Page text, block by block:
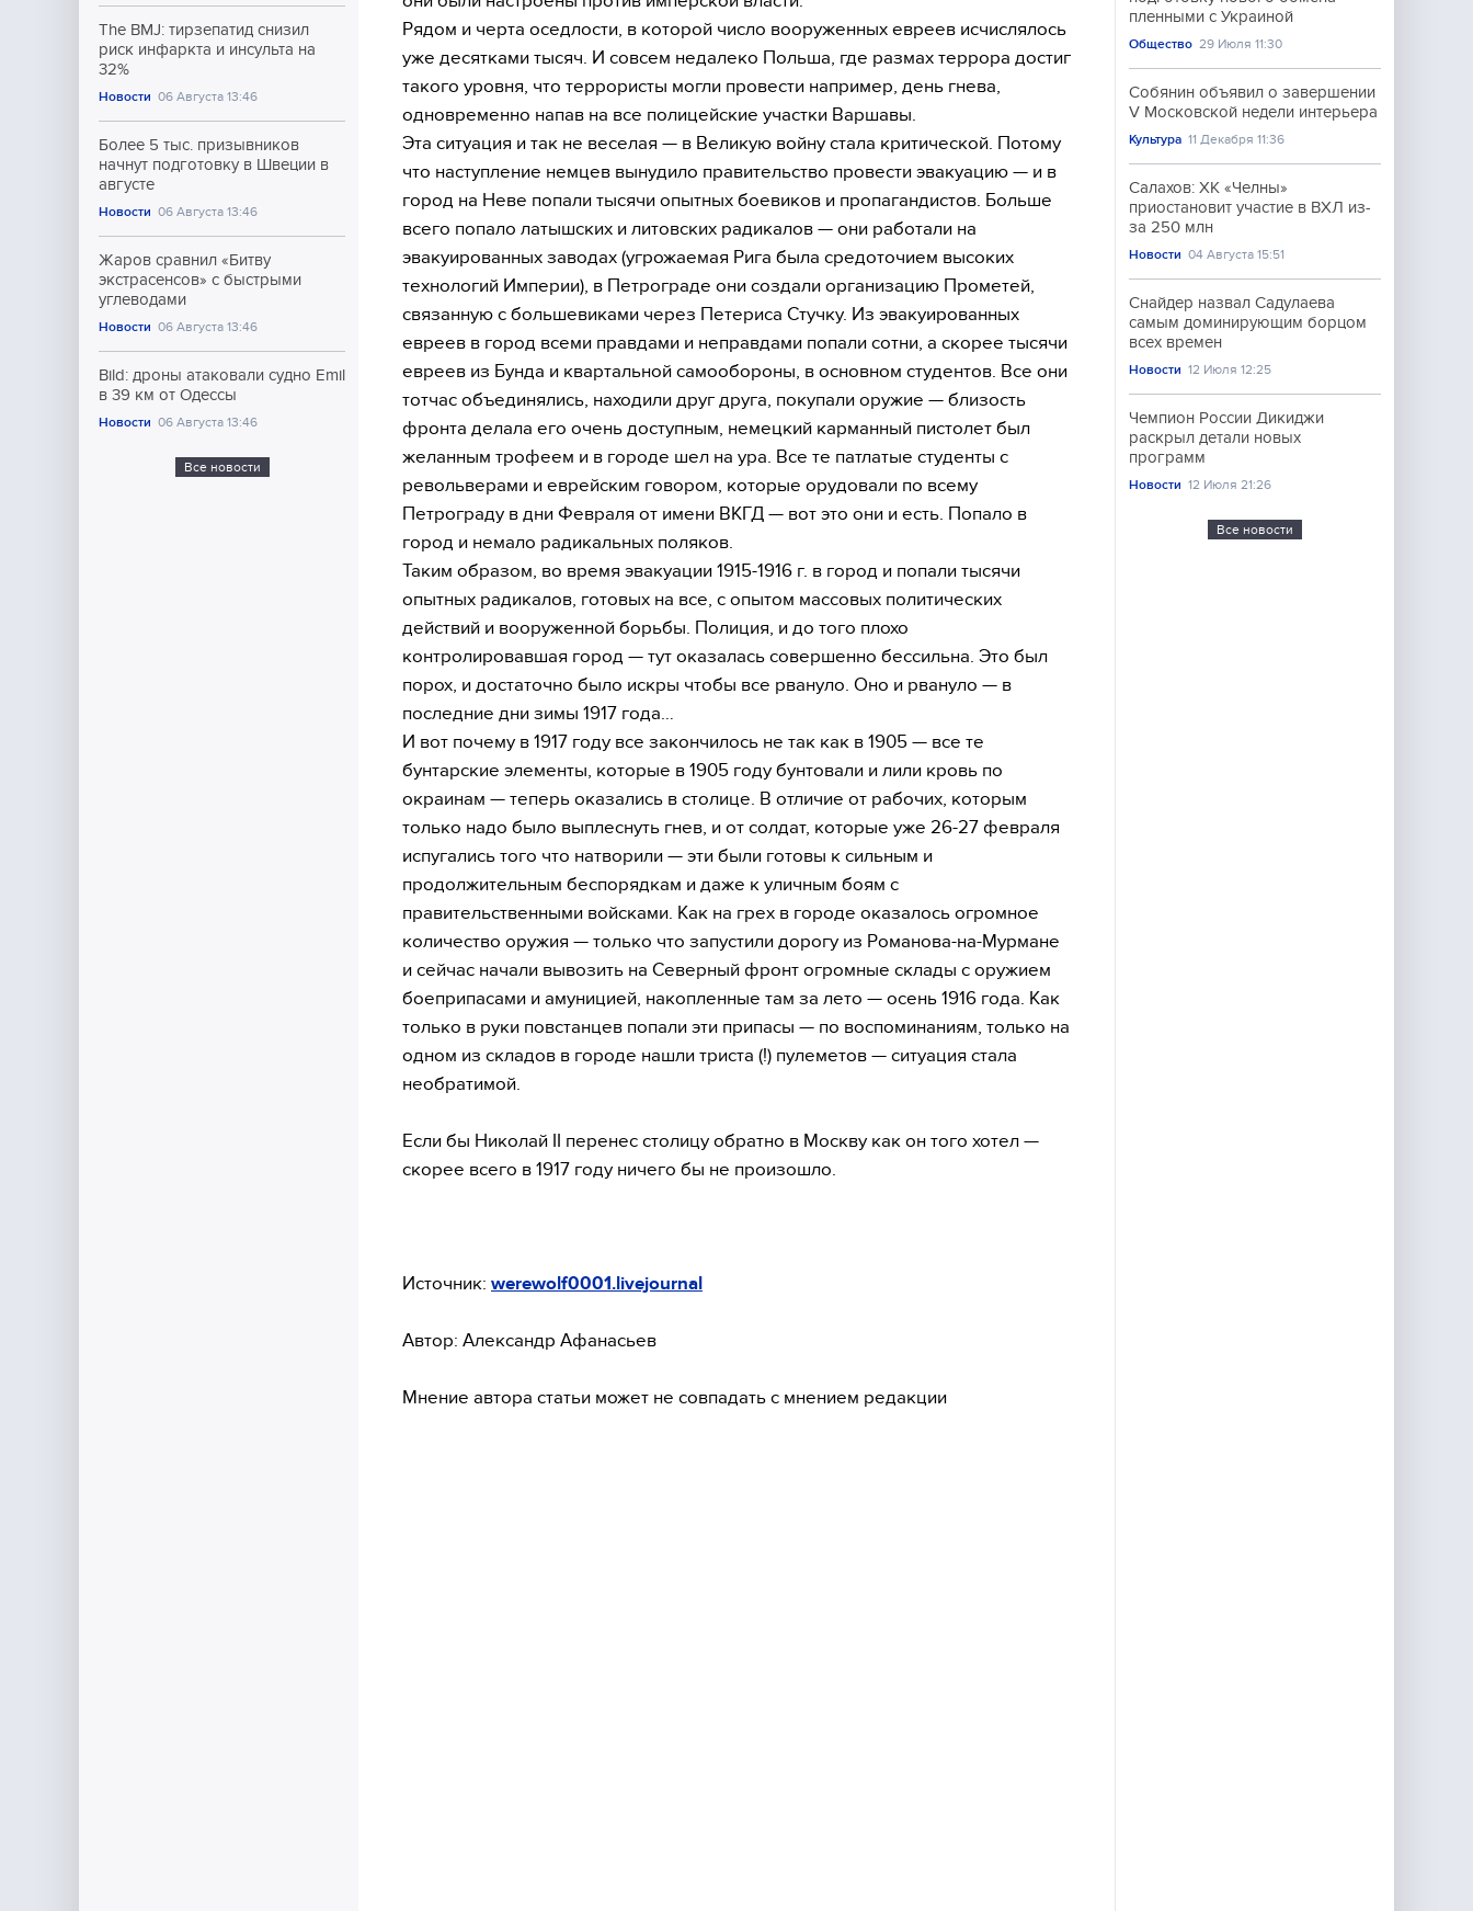
The BMJ: тирзепатид снизил
риск инфаркта и инсульта на
32%
Новости 06 Августа 13:46
Более 5 тыс. призывников
начнут подготовку в Швеции в
августе
Новости 06 Августа 13:46
Жаров сравнил «Битву
экстрасенсов» с быстрыми
углеводами
Новости 06 Августа 13:46
Bild: дроны атаковали судно Emil
в 39 км от Одессы
Новости 06 Августа 13:46
Все новости
Рядом и черта оседлости, в которой число вооруженных евреев исчислялось
уже десятками тысяч. И совсем недалеко Польша, где размах террора достиг
такого уровня, что террористы могли провести например, день гнева,
одновременно напав на все полицейские участки Варшавы.
Эта ситуация и так не веселая — в Великую войну стала критической. Потому
что наступление немцев вынудило правительство провести эвакуацию — и в
город на Неве попали тысячи опытных боевиков и пропагандистов. Больше
всего попало латышских и литовских радикалов — они работали на
эвакуированных заводах (угрожаемая Рига была средоточием высоких
технологий Империи), в Петрограде они создали организацию Прометей,
связанную с большевиками через Петериса Стучку. Из эвакуированных
евреев в город всеми правдами и неправдами попали сотни, а скорее тысячи
евреев из Бунда и квартальной самообороны, в основном студентов. Все они
тотчас объединялись, находили друг друга, покупали оружие — близость
фронта делала его очень доступным, немецкий карманный пистолет был
желанным трофеем и в городе шел на ура. Все те патлатые студенты с
револьверами и еврейским говором, которые орудовали по всему
Петрограду в дни Февраля от имени ВКГД — вот это они и есть. Попало в
город и немало радикальных поляков.
Таким образом, во время эвакуации 1915-1916 г. в город и попали тысячи
опытных радикалов, готовых на все, с опытом массовых политических
действий и вооруженной борьбы. Полиция, и до того плохо
контролировавшая город — тут оказалась совершенно бессильна. Это был
порох, и достаточно было искры чтобы все рвануло. Оно и рвануло — в
последние дни зимы 1917 года…
И вот почему в 1917 году все закончилось не так как в 1905 — все те
бунтарские элементы, которые в 1905 году бунтовали и лили кровь по
окраинам — теперь оказались в столице. В отличие от рабочих, которым
только надо было выплеснуть гнев, и от солдат, которые уже 26-27 февраля
испугались того что натворили — эти были готовы к сильным и
продолжительным беспорядкам и даже к уличным боям с
правительственными войсками. Как на грех в городе оказалось огромное
количество оружия — только что запустили дорогу из Романова-на-Мурмане
и сейчас начали вывозить на Северный фронт огромные склады с оружием
боеприпасами и амуницией, накопленные там за лето — осень 1916 года. Как
только в руки повстанцев попали эти припасы — по воспоминаниям, только на
одном из складов в городе нашли триста (!) пулеметов — ситуация стала
необратимой.
Если бы Николай II перенес столицу обратно в Москву как он того хотел —
скорее всего в 1917 году ничего бы не произошло.
Источник: werewolf0001.livejournal
Автор: Александр Афанасьев
Мнение автора статьи может не совпадать с мнением редакции
пленными с Украиной
Общество 29 Июля 11:30
Собянин объявил о завершении
V Московской недели интерьера
Культура 11 Декабря 11:36
Салахов: ХК «Челны»
приостановит участие в ВХЛ из-
за 250 млн
Новости 04 Августа 15:51
Снайдер назвал Садулаева
самым доминирующим борцом
всех времен
Новости 12 Июля 12:25
Чемпион России Дикиджи
раскрыл детали новых
программ
Новости 12 Июля 21:26
Все новости